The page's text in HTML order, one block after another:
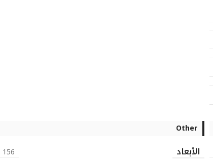
Other
الأبعاد 156 x 77.8 x 9.8 mm (6.14 x 3.06 x 0.39 in)